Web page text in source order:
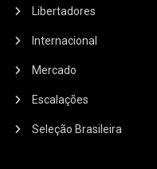
Libertadores
Internacional
Mercado
Escalações
Seleção Brasileira